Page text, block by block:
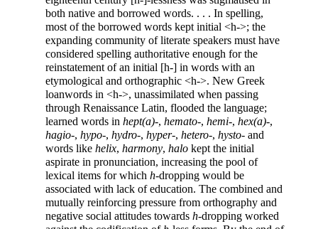
both native and borrowed words. . . . In spelling,
most of the borrowed words kept initial <h->; the
expanding community of literate speakers must have
considered spelling authoritative enough for the
reinstatement of an initial [h-] in words with an
etymological and orthographic <h->. New Greek
loanwords in <h->, unassimilated when passing
through Renaissance Latin, flooded the language;
learned words in hept(a)-, hemato-, hemi-, hex(a)-,
hagio-, hypo-, hydro-, hyper-, hetero-, hysto- and
words like helix, harmony, halo kept the initial
aspirate in pronunciation, increasing the pool of
lexical items for which h-dropping would be
associated with lack of education. The combined and
mutually reinforcing pressure from orthography and
negative social attitudes towards h-dropping worked